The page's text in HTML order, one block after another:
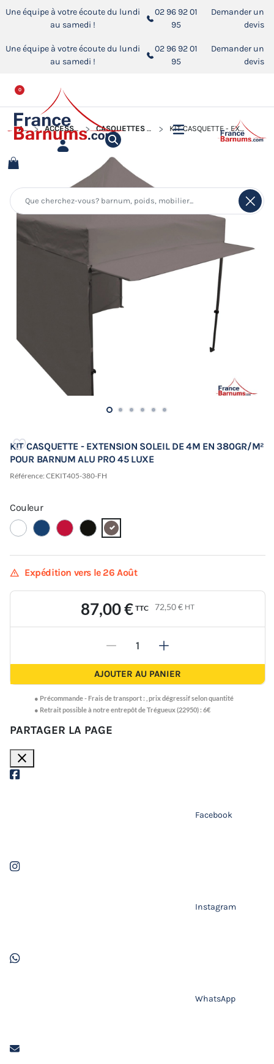
Une équipe à votre écoute du lundi
au samedi !
02 96 92 01
95
Demander un
devis
Une équipe à votre écoute du lundi
au samedi !
02 96 92 01
95
Demander un
devis
0
ACCUEIL ACCESSOIRES POUR BARNUMS PLIANTS CASQUETTES "EXTENSION SOLEIL" POUR BARNUMS PLIANTS KIT CASQUETTE - EXTENSION SOLEIL DE 4M EN 380GR/M² POUR BARNUM ALU PRO 45 LUXE
KIT CASQUETTE - EXTENSION SOLEIL DE 4M EN 380GR/M²
POUR BARNUM ALU PRO 45 LUXE
Référence: CEKIT405-380-FH
Couleur
warning Expédition vers le 26 Août
87,00 € TTC 72,50 € HT
- +
AJOUTER AU PANIER
● Précommande -Frais de transport : prix dégressif selon quantité
● Retrait possible à notre entrepôt de Trégueux (22950) : 6€
PARTAGER LA PAGE
close
Facebook
Instagram
WhatsApp